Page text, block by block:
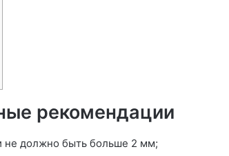
рекомендации
не должно быть больше 2 мм;